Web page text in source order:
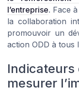
l’entreprise. Face
la collaboration
promouvoir un
action ODD à tous
Indicateurs
mesurer